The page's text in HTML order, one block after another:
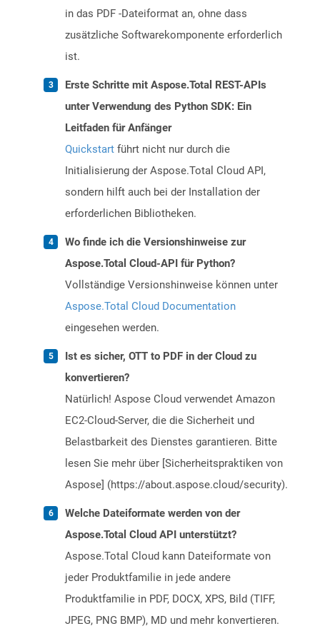
in das PDF -Dateiformat an, ohne dass
zusätzliche Softwarekomponente erforderlich
ist.
Erste Schritte mit Aspose.Total REST-APIs
unter Verwendung des Python SDK: Ein
Leitfaden für Anfänger
Quickstart führt nicht nur durch die
Initialisierung der Aspose.Total Cloud API,
sondern hilft auch bei der Installation der
erforderlichen Bibliotheken.
Wo finde ich die Versionshinweise zur
Aspose.Total Cloud-API für Python?
Vollständige Versionshinweise können unter
Aspose.Total Cloud Documentation
eingesehen werden.
Ist es sicher, OTT to PDF in der Cloud zu
konvertieren?
Natürlich! Aspose Cloud verwendet Amazon
EC2-Cloud-Server, die die Sicherheit und
Belastbarkeit des Dienstes garantieren. Bitte
lesen Sie mehr über [Sicherheitspraktiken von
Aspose] (https://about.aspose.cloud/security).
Welche Dateiformate werden von der
Aspose.Total Cloud API unterstützt?
Aspose.Total Cloud kann Dateiformate von
jeder Produktfamilie in jede andere
Produktfamilie in PDF, DOCX, XPS, Bild (TIFF,
JPEG, PNG BMP), MD und mehr konvertieren.